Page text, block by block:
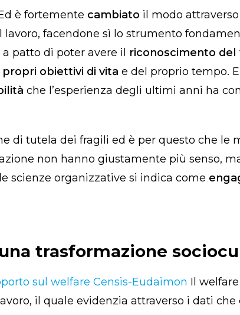
è fortemente cambiato il modo
lavoro, facendone sì lo strumento
patto di poter avere il riconoscimento del
obiettivi di vita e del proprio tempo.
che l’esperienza degli ultimi anni ha
di tutela dei fragili ed è per questo che le
non hanno giustamente più senso,
scienze organizzative si indica come
trasformazione
sul welfare Censis-Eudaimon Il
, il quale evidenzia attraverso i dati che